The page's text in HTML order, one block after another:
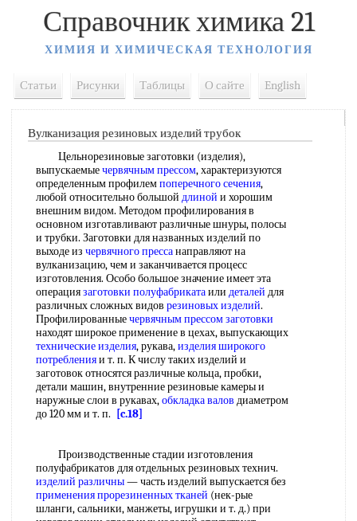
Справочник химика 21
ХИМИЯ И ХИМИЧЕСКАЯ ТЕХНОЛОГИЯ
Статьи Рисунки Таблицы О сайте English
Вулканизация резиновых изделий трубок
Цельнорезиновые заготовки (изделия),
выпускаемыечервячным прессом, характеризуются
определенным профилемпоперечного сечения,
любой относительно большой длиной и хорошим
внешним видом. Методом профилирования в
основном изготавливают различные шнуры, полосы
и трубки. Заготовки для названных изделий по
выходе из червячного прессанаправляют на
вулканизацию, чем и заканчивается процесс
изготовления. Особо большое значение имеет эта
операциязаготовки полуфабрикатаили деталей для
различных сложных видов резиновых изделий.
Профилированныечервячным прессом заготовки
находят широкое применение в цехах, выпускающих
технические изделия, рукава,изделия широкого
потребленияи т. п. К числу таких изделий и
заготовок относятся различные кольца, пробки,
детали машин, внутренние резиновые камеры и
наружные слои в рукавах,обкладка валов диаметром
до 120 мм и т. п.
[c.18]
Производственные стадии изготовления
полуфабрикатов для отдельных резиновых технич.
изделий различны— часть изделий выпускается без
примененияпрорезиненных тканей (нек-рые
шланги, сальники, манжеты, игрушки и т. д.) при